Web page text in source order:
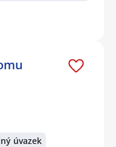
úvazek